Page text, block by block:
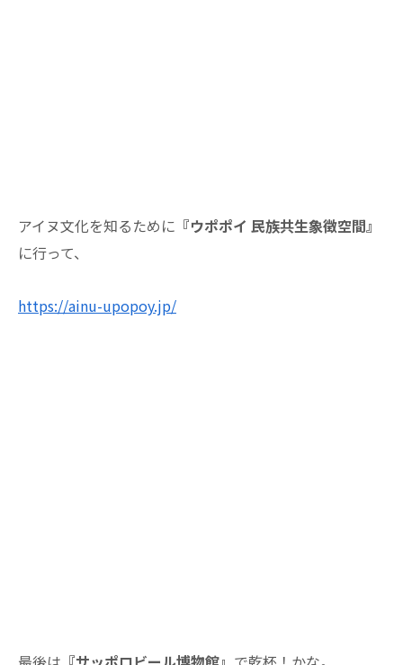
アイヌ文化を知るために 『ウポポイ 民族共生象徴空間』
に行って、
https://ainu-upopoy.jp/